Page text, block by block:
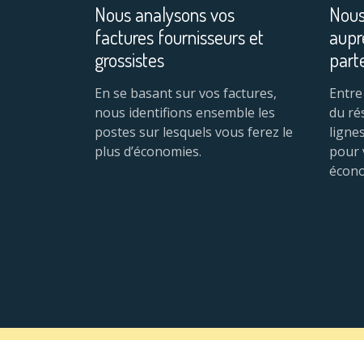
Nous analysons vos
factures fournisseurs et
grossistes
En se basant sur vos factures,
nous identifions ensemble les
postes sur lesquels vous ferez le
plus d’économies.
du
pour